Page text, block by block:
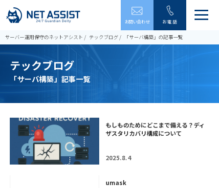
お問い合わせ お電話
メ
ー
サーバー運用保守のネットアシスト テックブログ 「サーバ構築」の記事一覧
テックブログ
「サーバ構築」記事一覧
もしものためにどこまで備える？ディ
ザスタリカバリ構成について
2025.8.4
umask